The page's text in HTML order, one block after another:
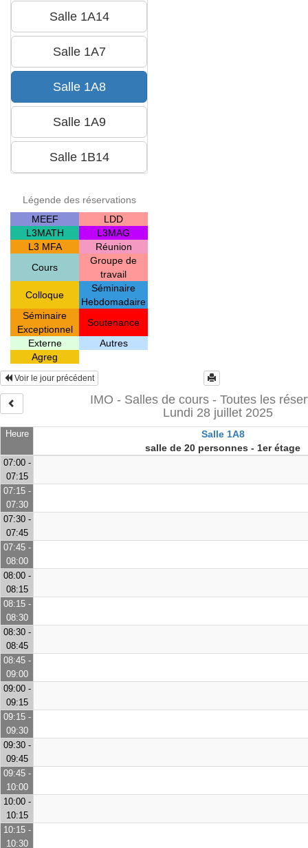
Légende des réservations
MEEF
LDD
L3MATH
L3MAG
L3 MFA
Réunion
Cours
Groupe de
travail
Colloque
Séminaire
Hebdomadaire
Séminaire
Exceptionnel
Soutenance
Externe
Autres
Agreg
Voir le jour précédent
IMO - Salles de cours - Toutes les
Lundi 28 juillet 2025
Heure
Salle 1A8
salle de 20 personnes - 1er étage
07:00 -
07:15
07:15 -
07:30
07:30 -
07:45
07:45 -
08:00
08:00 -
08:15
08:15 -
08:30
08:30 -
08:45
08:45 -
09:00
09:00 -
09:15
09:15 -
09:30
09:30 -
09:45
09:45 -
10:00
10:00 -
10:15
10:15 -
10:30